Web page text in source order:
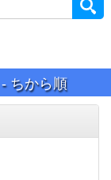
ちから順